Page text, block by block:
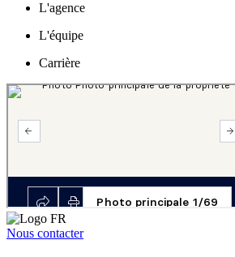
L'agence
L'équipe
Carrière
Nous contacter